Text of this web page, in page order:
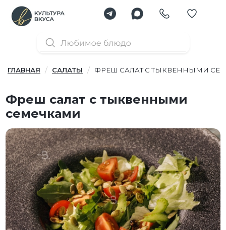
ГЛАВНАЯ САЛАТЫ ФРЕШ САЛАТ С ТЫКВЕННЫМИ
Фреш салат с тыквенными
семечками